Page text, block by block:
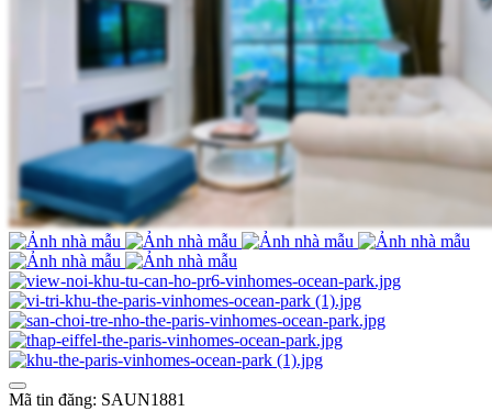
Mã tin đăng: SAUN1881